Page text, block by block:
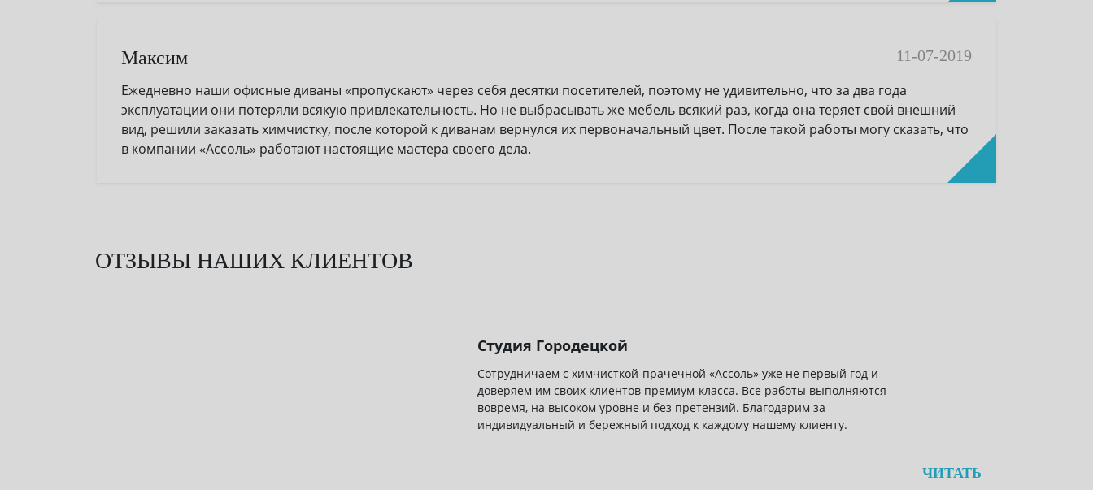
Максим
11-07-2019
Ежедневно наши офисные диваны «пропускают» через себя десятки посетителей, поэтому не удивительно, что за два года
эксплуатации они потеряли всякую привлекательность. Но не выбрасывать же мебель всякий раз, когда она теряет свой внешний
вид, решили заказать химчистку, после которой к диванам вернулся их первоначальный цвет. После такой работы могу сказать, что
в компании «Ассоль» работают настоящие мастера своего дела.
ОТЗЫВЫ НАШИХ КЛИЕНТОВ
Студия Городецкой
Сотрудничаем с химчисткой-прачечной «Ассоль» уже не первый год и
доверяем им своих клиентов премиум-класса. Все работы выполняются
вовремя, на высоком уровне и без претензий. Благодарим за
индивидуальный и бережный подход к каждому нашему клиенту.
ЧИТАТЬ